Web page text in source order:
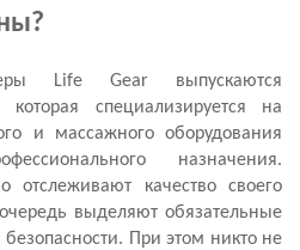
Life Gear выпускаются
специализируется на
и массажного оборудования
назначения.
отслеживают качество своего
выделяют обязательные
При этом никто не